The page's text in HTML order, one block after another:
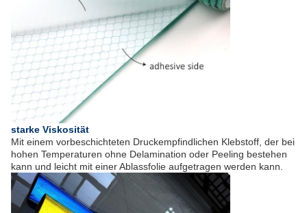
starke Viskosität
Mit einem vorbeschichteten Druckempfindlichen Klebstoff, der bei
hohen Temperaturen ohne Delamination oder Peeling bestehen
kann und leicht mit einer Ablassfolie aufgetragen werden kann.